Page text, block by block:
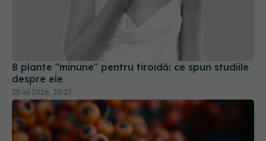
8 plante "minune" pentru tiroidă: ce spun studiile
despre ele
25 iul 2026, 20:27